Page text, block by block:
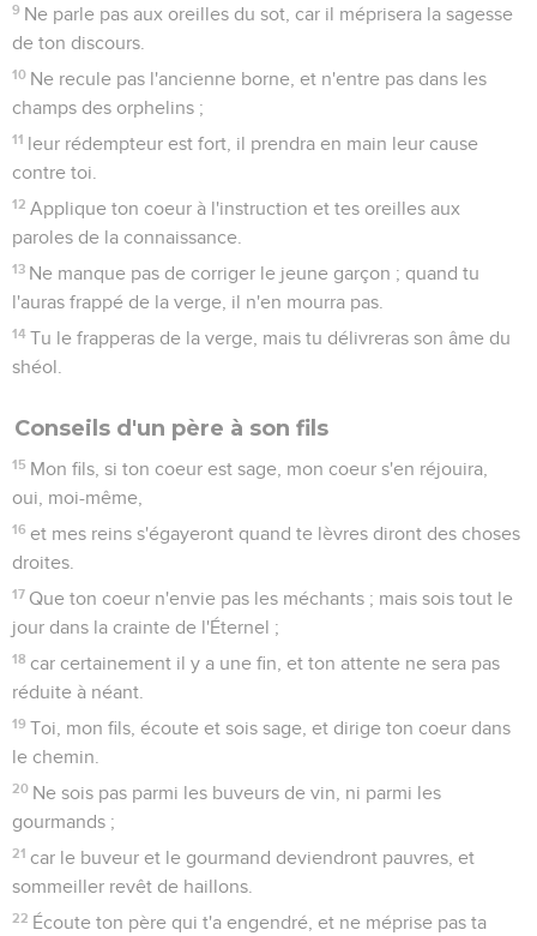
9 Ne parle pas aux oreilles du sot, car il méprisera la sagesse
de ton discours.
10 Ne recule pas l'ancienne borne, et n'entre pas dans les
champs des orphelins ;
11 leur rédempteur est fort, il prendra en main leur cause
contre toi.
12 Applique ton coeur à l'instruction et tes oreilles aux
paroles de la connaissance.
13 Ne manque pas de corriger le jeune garçon ; quand tu
l'auras frappé de la verge, il n'en mourra pas.
14 Tu le frapperas de la verge, mais tu délivreras son âme du
shéol.
Conseils d'un père à son fils
15 Mon fils, si ton coeur est sage, mon coeur s'en réjouira,
oui, moi-même,
16 et mes reins s'égayeront quand te lèvres diront des choses
droites.
17 Que ton coeur n'envie pas les méchants ; mais sois tout le
jour dans la crainte de l'Éternel ;
18 car certainement il y a une fin, et ton attente ne sera pas
réduite à néant.
19 Toi, mon fils, écoute et sois sage, et dirige ton coeur dans
le chemin.
20 Ne sois pas parmi les buveurs de vin, ni parmi les
gourmands ;
21 car le buveur et le gourmand deviendront pauvres, et
sommeiller revêt de haillons.
22 Écoute ton père qui t'a engendré, et ne méprise pas ta